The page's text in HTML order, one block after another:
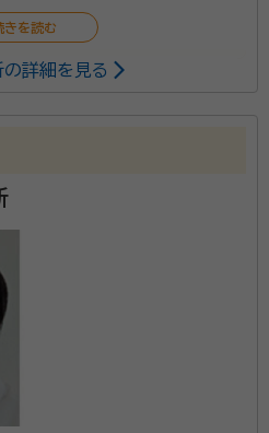
ー法務事務所は、専門的な知
して弊所にて対応させてい
族の力ではどうにもならな
身に対応させていただきま
合わせください。
の詳細を見る